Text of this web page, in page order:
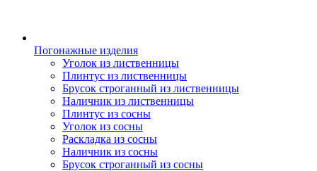
Погонажные изделия
Уголок из лиственницы
Плинтус из лиственницы
Брусок строганный из лиственницы
Наличник из лиственницы
Плинтус из сосны
Уголок из сосны
Раскладка из сосны
Наличник из сосны
Брусок строганный из сосны